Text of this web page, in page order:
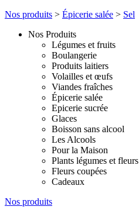
Nos produits > Épicerie salée > Sel
Nos Produits
Légumes et fruits
Boulangerie
Produits laitiers
Volailles et œufs
Viandes fraîches
Épicerie salée
Epicerie sucrée
Glaces
Boisson sans alcool
Les Alcools
Pour la Maison
Plants légumes et fleurs
Fleurs coupées
Cadeaux
Nos produits